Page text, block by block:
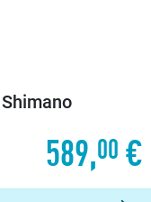
589,00 €